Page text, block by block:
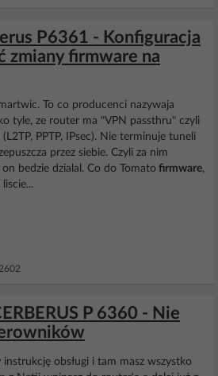
P6361 - Konfiguracja
zmiany firmware na
To co producenci nazywaja
tyle, ze router ma "VPN passthru" czyli
PPTP, IPsec). Nie terminuje tuneli
przez siebie. Czyli za nim
bedzie dzialal. Co do Tomato firmware,
P 6360 - Nie
obsługi i tam masz wszystko